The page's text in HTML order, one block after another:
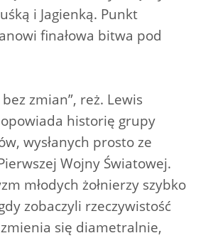
i Jagienką. Punkt
finałowa bitwa pod
zmian”, reż. Lewis
historię grupy
wysłanych prosto ze
Wojny Światowej.
młodych żołnierzy szybko
zobaczyli rzeczywistość
się diametralnie,